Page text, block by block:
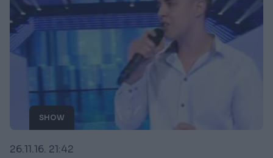
SHOW
26.11.16. 21:42